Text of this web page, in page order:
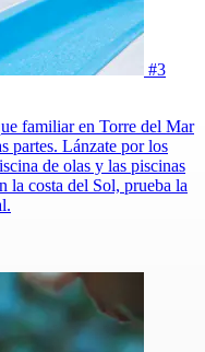
#3
familiar en Torre del Mar
partes. Lánzate por los
de olas y las piscinas
la costa del Sol, prueba la